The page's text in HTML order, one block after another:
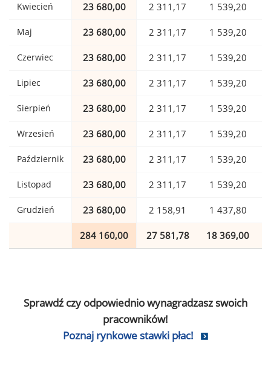
Kwiecień 23 680,00 2 311,17 1 539,20
Maj 23 680,00 2 311,17 1 539,20
Czerwiec 23 680,00 2 311,17 1 539,20
Lipiec 23 680,00 2 311,17 1 539,20
Sierpień 23 680,00 2 311,17 1 539,20
Wrzesień 23 680,00 2 311,17 1 539,20
Październik 23 680,00 2 311,17 1 539,20
Listopad 23 680,00 2 311,17 1 539,20
Grudzień 23 680,00 2 158,91 1 437,80
284 160,00 27 581,78 18 369,00
Sprawdź czy odpowiednio wynagradzasz swoich
pracowników!
Poznaj rynkowe stawki płac!